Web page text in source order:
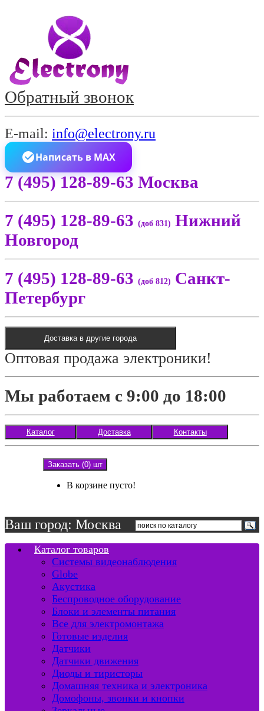
Обратный звонок
E-mail: info@electrony.ru
Написать в MAX
7 (495) 128-89-63 Москва
7 (495) 128-89-63 (доб 831) Нижний
Новгород
7 (495) 128-89-63 (доб 812) Санкт-
Петербург
Доставка в другие города
Оптовая продажа электроники!
Мы работаем с 9:00 до 18:00
Каталог Доставка Контакты
Заказать (0) шт
В корзине пусто!
Ваш город: Москва
Каталог товаров
Системы видеонаблюдения
Globe
Акустика
Беспроводное оборудование
Блоки и элементы питания
Все для электромонтажа
Готовые изделия
Датчики
Датчики движения
Диоды и тиристоры
Домашняя техника и электроника
Домофоны, звонки и кнопки